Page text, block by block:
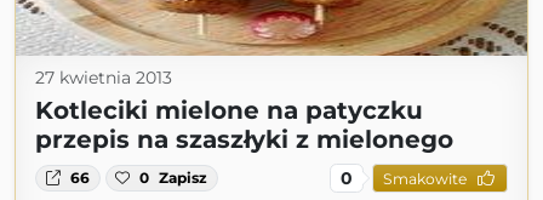
27 kwietnia 2013
Kotleciki mielone na patyczku
przepis na szaszłyki z mielonego
66 0 Zapisz 0 Smakowite